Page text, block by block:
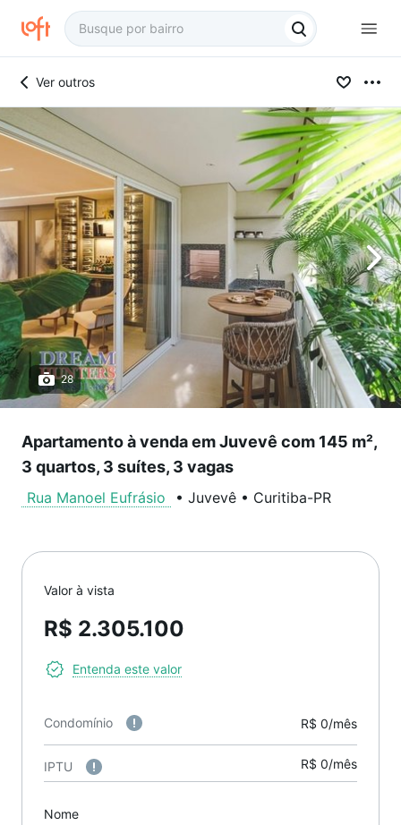
Ver outros
28
Apartamento à venda em Juvevê com 145 m²,
3 quartos, 3 suítes, 3 vagas
Rua Manoel Eufrásio • Juvevê • Curitiba-PR
Valor à vista
R$ 2.305.100
Entenda este valor
Condomínio R$ 0/mês
IPTU R$ 0/mês
Nome